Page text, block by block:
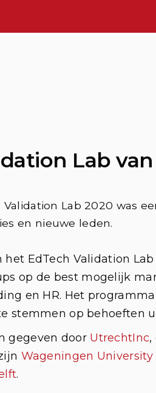
Lab
Validation Lab 2020 was
en nieuwe leden.
EdTech Validation
op de best mogelijk
en HR. Het
stemmen op behoeften
gegeven door UtrechtInc,
Wageningen University
.